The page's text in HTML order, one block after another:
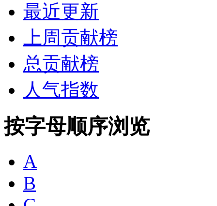
最近更新
上周贡献榜
总贡献榜
人气指数
按字母顺序浏览
A
B